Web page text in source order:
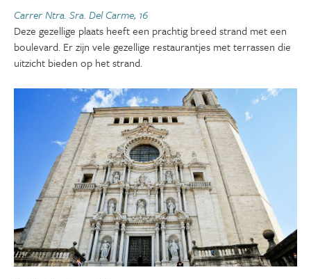
Carrer Ntra. Sra. Del Carme, 16
Deze gezellige plaats heeft een prachtig breed strand met een
boulevard. Er zijn vele gezellige restaurantjes met terrassen die
uitzicht bieden op het strand.